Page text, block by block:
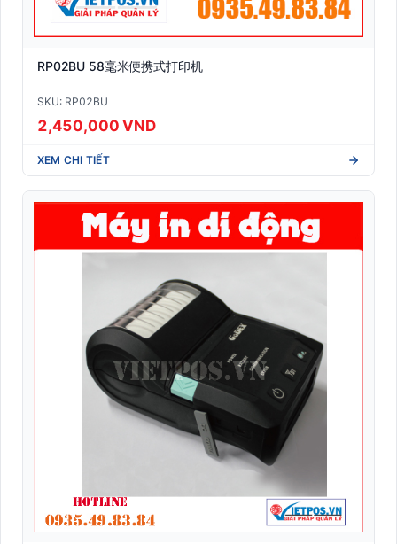
RP02BU 58毫米便携式打印机
SKU: RP02BU
2,450,000 VND
XEM CHI TIẾT